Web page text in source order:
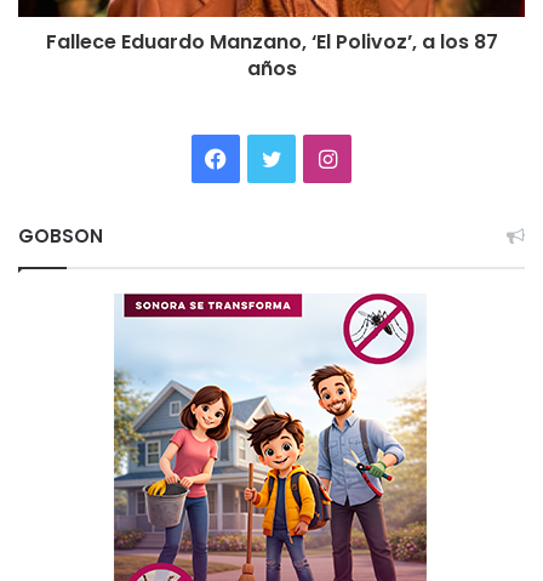
Fallece Eduardo Manzano, ‘El Polivoz’, a los 87
años
Facebook
TwitterInstagram
GOBSON